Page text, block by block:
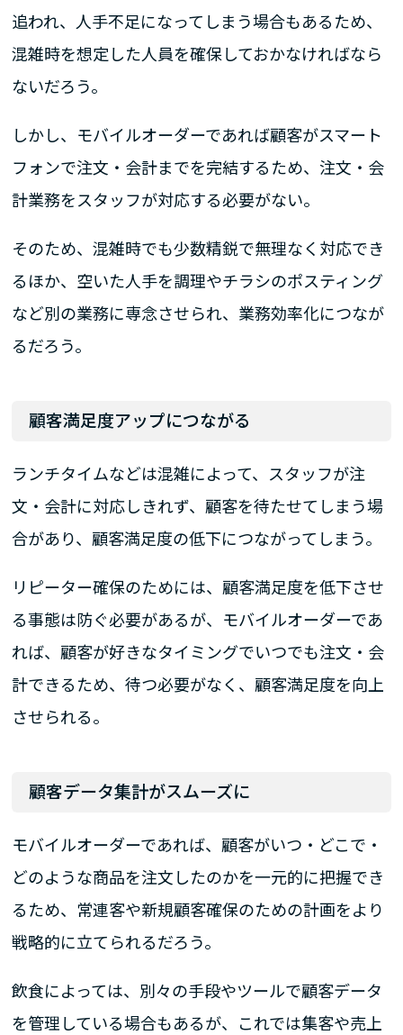
追われ、人手不足になってしまう場合もあるため、
混雑時を想定した人員を確保しておかなければなら
ないだろう。
しかし、モバイルオーダーであれば顧客がスマート
フォンで注文・会計までを完結するため、注文・会
計業務をスタッフが対応する必要がない。
そのため、混雑時でも少数精鋭で無理なく対応でき
るほか、空いた人手を調理やチラシのポスティング
など別の業務に専念させられ、業務効率化につなが
るだろう。
顧客満足度アップにつながる
ランチタイムなどは混雑によって、スタッフが注
文・会計に対応しきれず、顧客を待たせてしまう場
合があり、顧客満足度の低下につながってしまう。
リピーター確保のためには、顧客満足度を低下させ
る事態は防ぐ必要があるが、モバイルオーダーであ
れば、顧客が好きなタイミングでいつでも注文・会
計できるため、待つ必要がなく、顧客満足度を向上
させられる。
顧客データ集計がスムーズに
モバイルオーダーであれば、顧客がいつ・どこで・
どのような商品を注文したのかを一元的に把握でき
るため、常連客や新規顧客確保のための計画をより
戦略的に立てられるだろう。
飲食によっては、別々の手段やツールで顧客データ
を管理している場合もあるが、これでは集客や売上